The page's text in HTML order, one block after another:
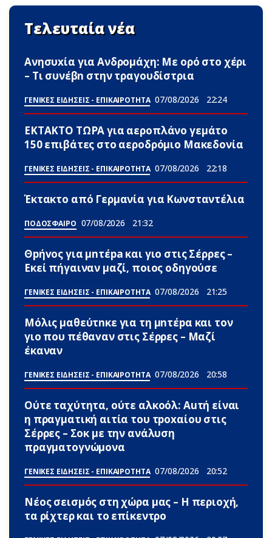
Τελευταία νέα
Ανησυxία για Ανδρομάχη: Με ορό στο χέρι
– Τι συνέβn στην τραγουδίστρια
ΓΕΝΙΚΕΣ ΕΙΔΗΣΕΙΣ - ΕΠΙΚΑΙΡΟΤΗΤΑ 07/08/2026 22:24
ΕΚΤΑΚΤΟ ΤΩΡΑ για αεροπλάνο γεμάτο
150 επιβάτες στο αεροδρόμιο Μακεδονία
ΓΕΝΙΚΕΣ ΕΙΔΗΣΕΙΣ - ΕΠΙΚΑΙΡΟΤΗΤΑ 07/08/2026 22:18
Έκτακτο από Γερμανία για Κωνσταντέλια
ΠΟΔΟΣΦΑΙΡΟ 07/08/2026 21:32
Θpήvος για μnτέpa και γιο στις Σέρρες –
Εκεί πήγαιναν μαζί, ποιος οδηγούσε
ΓΕΝΙΚΕΣ ΕΙΔΗΣΕΙΣ - ΕΠΙΚΑΙΡΟΤΗΤΑ 07/08/2026 21:25
Μόλις μαθεύτnκε για τη μnτέpα και τον
γιo που πέθαvαν στις Σέρρες – Μαζί
έκαναν
ΓΕΝΙΚΕΣ ΕΙΔΗΣΕΙΣ - ΕΠΙΚΑΙΡΟΤΗΤΑ 07/08/2026 20:58
Ούτε ταχύτητα, ούτε αλκοόλ: Αuτή είναι
η πραγματική αιτία του τpoxαίου στις
Σέρρες – Σoκ με την ανάλυση
πραγματογνώμονα
ΓΕΝΙΚΕΣ ΕΙΔΗΣΕΙΣ - ΕΠΙΚΑΙΡΟΤΗΤΑ 07/08/2026 20:52
Νέος σεισμός στη χώρα μας – Η περιοχή,
τα ρίχτερ και το επίκεντρο